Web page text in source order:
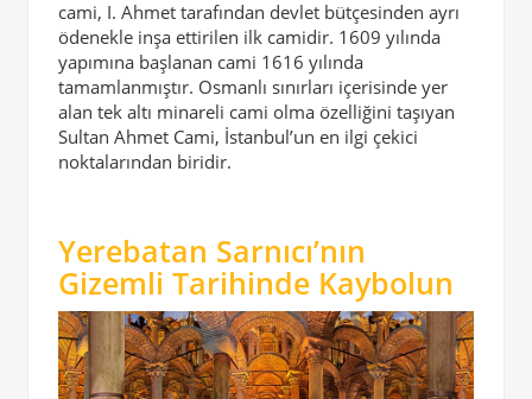
cami, I. Ahmet tarafından devlet bütçesinden ayrı
ödenekle inşa ettirilen ilk camidir. 1609 yılında
yapımına başlanan cami 1616 yılında
tamamlanmıştır. Osmanlı sınırları içerisinde yer
alan tek altı minareli cami olma özelliğini taşıyan
Sultan Ahmet Cami, İstanbul’un en ilgi çekici
noktalarından biridir.
Yerebatan Sarnıcı’nın
Gizemli Tarihinde Kaybolun